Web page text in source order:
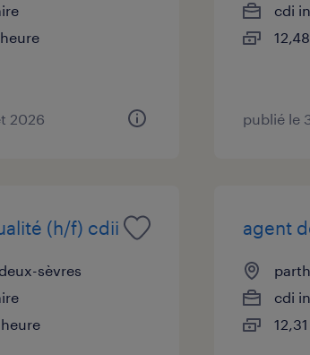
2026
cdi
publié le
(h/f) cdii
sèvres
agent
cdi